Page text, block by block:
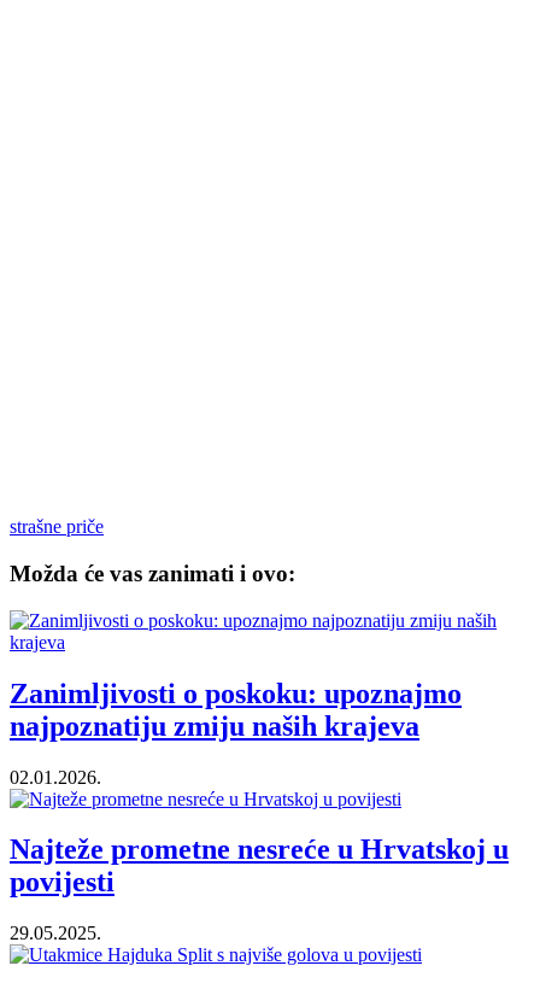
strašne priče
Možda će vas zanimati i ovo:
Zanimljivosti o poskoku: upoznajmo
najpoznatiju zmiju naših krajeva
02.01.2026.
Najteže prometne nesreće u Hrvatskoj u
povijesti
29.05.2025.